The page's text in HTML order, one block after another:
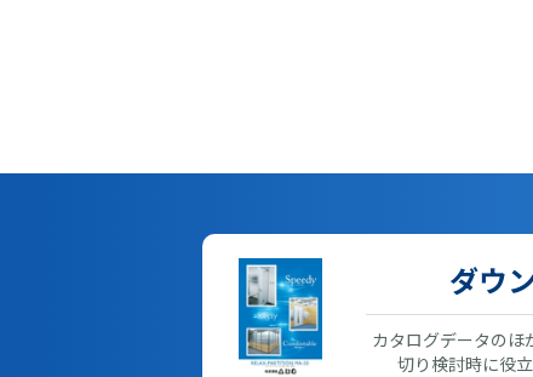
ダウ
カタログデータのほ
切り検討時に役